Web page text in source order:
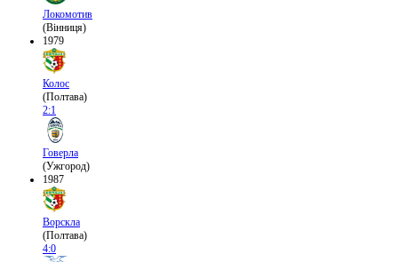
Локомотив
(Вінниця)
1979
Колос
(Полтава)
2:1
Говерла
(Ужгород)
1987
Ворскла
(Полтава)
4:0